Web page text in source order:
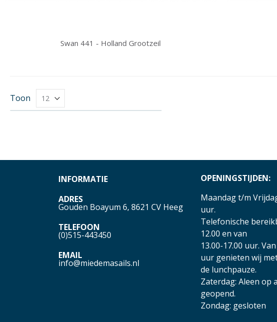
Swan 441 - Holland Grootzeil
Toon
INFORMATIE
ADRES
Gouden Boayum 6, 8621 CV Heeg
TELEFOON
(0)515-443450
EMAIL
info@miedemasails.nl
OPENINGSTIJDEN:
Maandag t/m
uur.
Telefonische
12.00 en van
13.00-17.00 uur.
uur genieten wij
de lunchpauze.
Zaterdag: Aleen op
geopend.
Zondag: gesloten